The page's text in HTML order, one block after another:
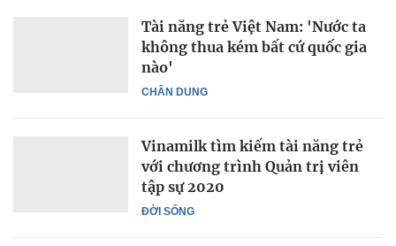
CHÂN DUNG
Tài năng trẻ Việt Nam: 'Nước ta
không thua kém bất cứ quốc gia
nào'
ĐỜI SỐNG
Vinamilk tìm kiếm tài năng trẻ
với chương trình Quản trị viên
tập sự 2020